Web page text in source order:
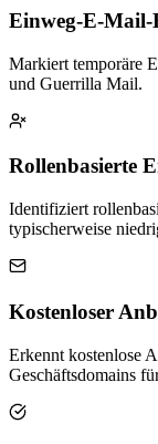
Einweg-E-
Markiert temporäre
und Guerrilla Mail.
Rollenbasierte
Identifiziert
typischerweise
Kostenloser
Erkennt kostenlose
Geschäftsdomains